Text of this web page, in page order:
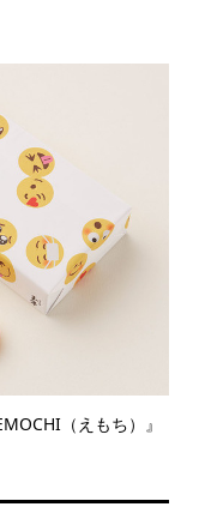
（えもち）』